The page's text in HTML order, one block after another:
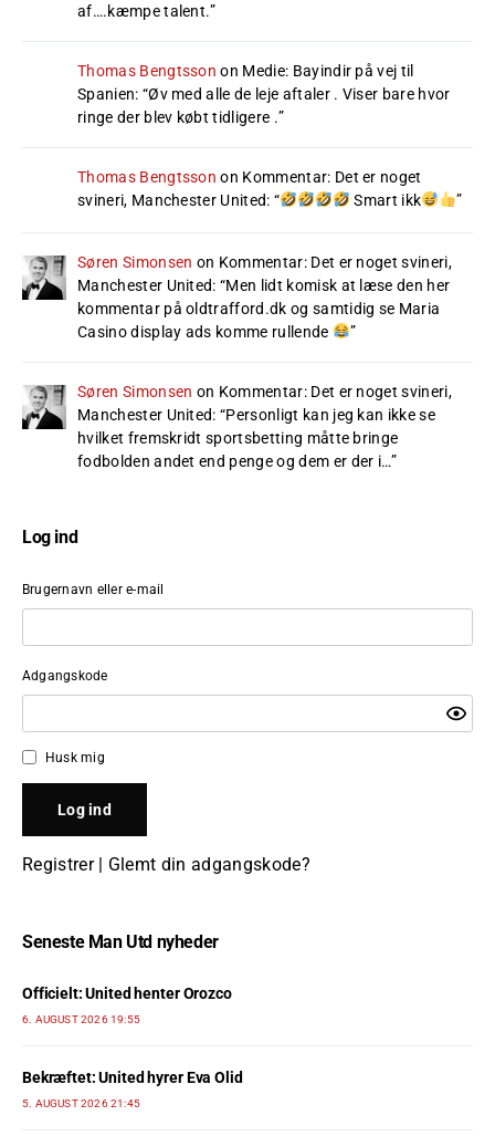
af….kæmpe talent.”
Thomas Bengtsson on Medie: Bayindir på vej til
Spanien: “Øv med alle de leje aftaler . Viser bare hvor
ringe der blev købt tidligere .”
Thomas Bengtsson on Kommentar: Det er noget
svineri, Manchester United: “ Smart ikk ”
Søren Simonsen on Kommentar: Det er noget svineri,
Manchester United: “Men lidt komisk at læse den her
kommentar på oldtrafford.dk og samtidig se Maria
Casino display ads komme rullende
”
Søren Simonsen on Kommentar: Det er noget svineri,
Manchester United: “Personligt kan jeg kan ikke se
hvilket fremskridt sportsbetting måtte bringe
fodbolden andet end penge og dem er der i…”
Log ind
Brugernavn eller e-mail
Adgangskode
Husk mig
Registrer| Glemt din adgangskode?
Seneste Man Utd nyheder
Officielt: United henter Orozco
6. AUGUST 2026 19:55
Bekræftet: United hyrer Eva Olid
5. AUGUST 2026 21:45